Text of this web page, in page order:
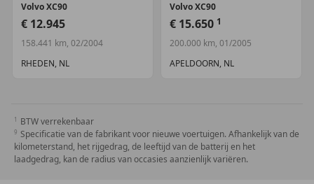
Volvo XC90
€ 12.945
158.441 km, 02/2004
RHEDEN, NL
VolvoXC90
€ 15.650 1
200.000 km, 01/2005
APELDOORN, NL
BTW verrekenbaar
Specificatie van de fabrikant voor nieuwe voertuigen. Afhankelijk van de
kilometerstand, het rijgedrag, de leeftijd van de batterij en het
laadgedrag, kan de radius van occasies aanzienlijk variëren.